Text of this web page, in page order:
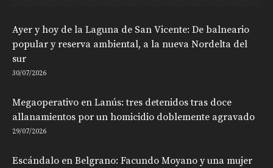
Ayer y hoy de la Laguna de San Vicente: De balneario
popular y reserva ambiental, a la nueva Nordelta del
sur
30/07/2026
Megaoperativo en Lanús: tres detenidos tras doce
allanamientos por un homicidio doblemente agravado
29/07/2026
Escándalo en Belgrano: Facundo Moyano y una mujer